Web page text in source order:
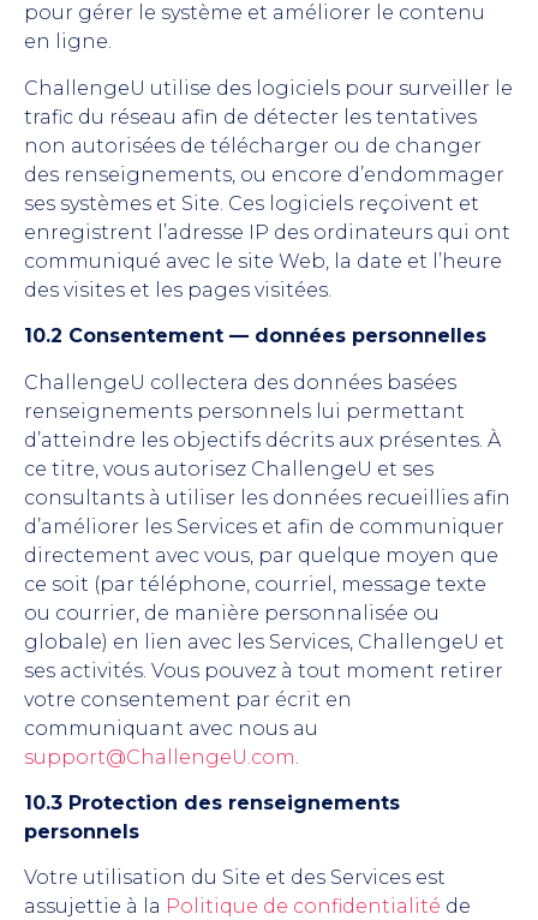
pour gérer le système et améliorer le contenu
en ligne.
ChallengeU utilise des logiciels pour surveiller le
trafic du réseau afin de détecter les tentatives
non autorisées de télécharger ou de changer
des renseignements, ou encore d’endommager
ses systèmes et Site. Ces logiciels reçoivent et
enregistrent l’adresse IP des ordinateurs qui ont
communiqué avec le site Web, la date et l’heure
des visites et les pages visitées.
10.2 Consentement — données personnelles
ChallengeU collectera des données basées
renseignements personnels lui permettant
d’atteindre les objectifs décrits aux présentes. À
ce titre, vous autorisez ChallengeU et ses
consultants à utiliser les données recueillies afin
d’améliorer les Services et afin de communiquer
directement avec vous, par quelque moyen que
ce soit (par téléphone, courriel, message texte
ou courrier, de manière personnalisée ou
globale) en lien avec les Services, ChallengeU et
ses activités. Vous pouvez à tout moment retirer
votre consentement par écrit en
communiquant avec nous au
support@ChallengeU.com
10.3 Protection des renseignements
personnels
Votre utilisation du Site et des Services est
assujettie à la Politique de confidentialité de